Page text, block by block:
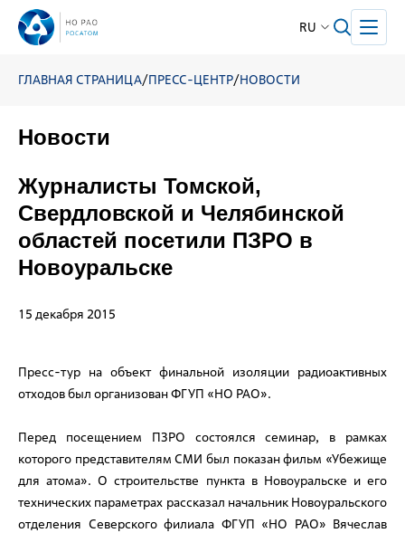
RU
ГЛАВНАЯ СТРАНИЦА/ПРЕСС-ЦЕНТР/НОВОСТИ
Новости
Журналисты Томской,
Свердловской и Челябинской
областей посетили ПЗРО в
Новоуральске
15 декабря 2015
Пресс-тур на объект финальной изоляции радиоактивных
отходов был организован ФГУП «НО РАО».
Перед посещением ПЗРО состоялся семинар, в рамках
которого представителям СМИ был показан фильм «Убежище
для атома». О строительстве пункта в Новоуральске и его
технических параметрах рассказал начальник Новоуральского
отделения Северского филиала ФГУП «НО РАО» Вячеслав